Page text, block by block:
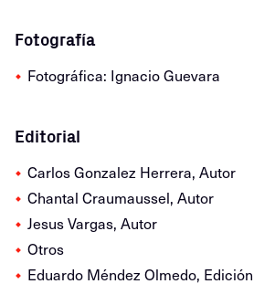
Fotografía
Fotográfica: Ignacio Guevara
Editorial
Carlos Gonzalez Herrera, Autor
Chantal Craumaussel, Autor
Jesus Vargas, Autor
Otros
Eduardo Méndez Olmedo, Edición